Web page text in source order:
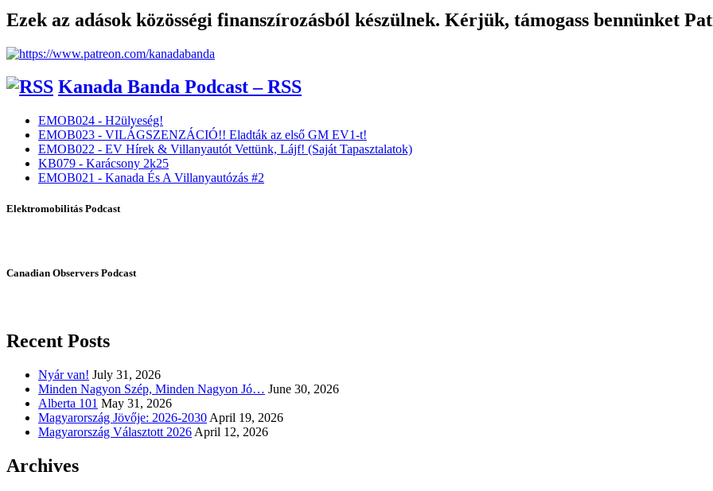
Ezek az adások közösségi finanszírozásból készülnek. Kérjük, támogass bennünket
Kanada Banda Podcast – RSS
EMOB024 - H2ülyeség!
EMOB023 - VILÁGSZENZÁCIÓ!! Eladták az első GM EV1-t!
EMOB022 - EV Hírek & Villanyautót Vettünk, Lájf! (Saját Tapasztalatok)
KB079 - Karácsony 2k25
EMOB021 - Kanada És A Villanyautózás #2
Elektromobilitás Podcast
Canadian Observers Podcast
Recent Posts
Nyár van! July 31, 2026
Minden Nagyon Szép, Minden Nagyon Jó… June 30, 2026
Alberta 101 May 31, 2026
Magyarország Jövője: 2026-2030 April 19, 2026
Magyarország Választott 2026 April 12, 2026
Archives